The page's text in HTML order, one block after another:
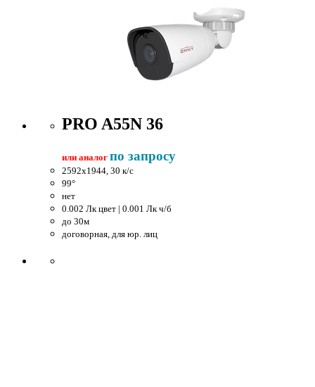
PRO A55N 36
или аналог по запросу
2592x1944, 30 к/c
99°
нет
0.002 Лк цвет | 0.001 Лк ч/б
до 30м
договорная, для юр. лиц